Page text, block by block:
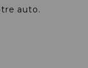
auto.